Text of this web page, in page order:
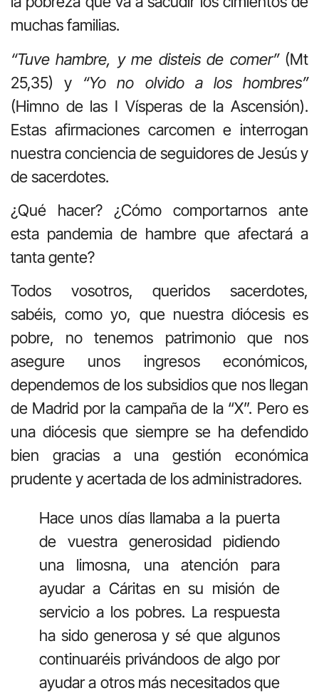
muchas familias.
“Tuve hambre, y me disteis de comer”(Mt
25,35) y “Yo no olvido a los hombres”
(Himno de las I Vísperas de la Ascensión).
Estas afirmaciones carcomen e interrogan
nuestra conciencia de seguidores de Jesús y
de sacerdotes.
¿Qué hacer? ¿Cómo comportarnos ante
esta pandemia de hambre que afectará a
tanta gente?
Todos vosotros, queridos sacerdotes,
sabéis, como yo, que nuestra diócesis es
pobre, no tenemos patrimonio que nos
asegure unos ingresos económicos,
dependemos de los subsidios que nos llegan
de Madrid por la campaña de la “X”. Pero es
una diócesis que siempre se ha defendido
bien gracias a una gestión económica
prudente y acertada de los administradores.
Hace unos días llamaba a la puerta
de vuestra generosidad pidiendo
una limosna, una atención para
ayudar a Cáritas en su misión de
servicio a los pobres. La respuesta
ha sido generosa y sé que algunos
continuaréis privándoos de algo por
ayudar a otros más necesitados que